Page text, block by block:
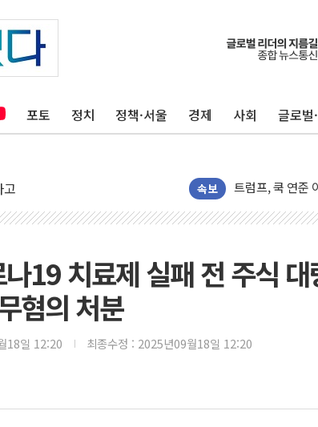
포토 정치 정책·서울 경제 사회 글로벌
고 속보
충북 주말 무더
10월 보완수사
한상협, 업계 개
뉴욕증시, 고용
유럽증시, 美 고
미 연준 매파 기
트럼프, 백신·자
美 항소법원, 백
이란 핵심 원
뉴욕증시 프리
[종합] 美 7월 고
19 치료제 실패 전 주식
혐의 처분
18일 12:20 최종수정 : 2025년09월18일 12:20